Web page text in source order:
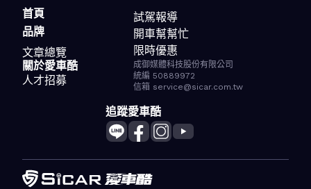
首頁
品牌
文章總覽
試駕報導
開車幫幫忙
限時優惠
關於愛車酷
人才招募
成御媒體科技股份有限公司
統編 50889972
信箱 service@sicar.com.tw
追蹤愛車酷